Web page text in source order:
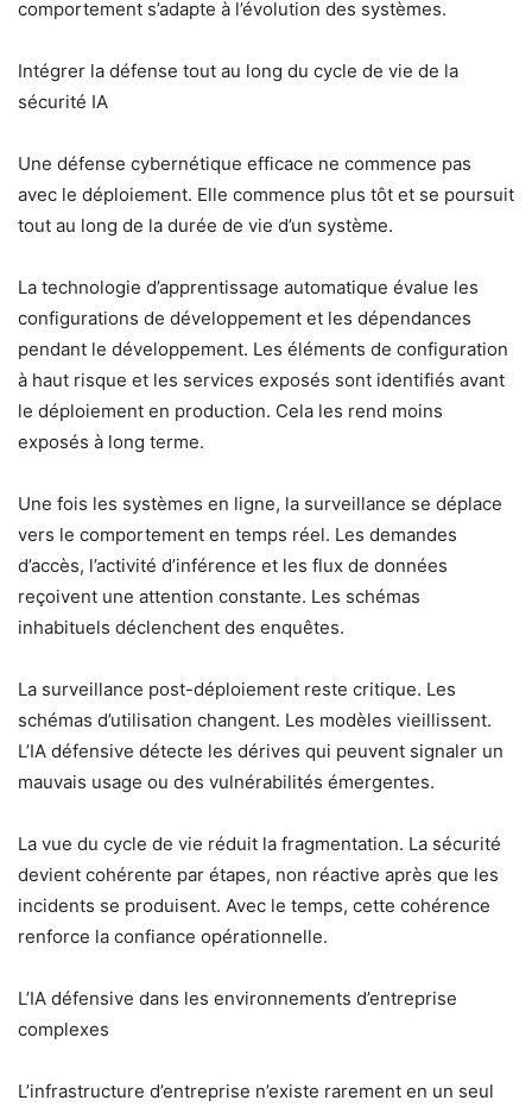
comportement s’adapte à l’évolution des systèmes.
Intégrer la défense tout au long du cycle de vie de la
sécurité IA
Une défense cybernétique efficace ne commence pas
avec le déploiement. Elle commence plus tôt et se poursuit
tout au long de la durée de vie d’un système.
La technologie d’apprentissage automatique évalue les
configurations de développement et les dépendances
pendant le développement. Les éléments de configuration
à haut risque et les services exposés sont identifiés avant
le déploiement en production. Cela les rend moins
exposés à long terme.
Une fois les systèmes en ligne, la surveillance se déplace
vers le comportement en temps réel. Les demandes
d’accès, l’activité d’inférence et les flux de données
reçoivent une attention constante. Les schémas
inhabituels déclenchent des enquêtes.
La surveillance post-déploiement reste critique. Les
schémas d’utilisation changent. Les modèles vieillissent.
L’IA défensive détecte les dérives qui peuvent signaler un
mauvais usage ou des vulnérabilités émergentes.
La vue du cycle de vie réduit la fragmentation. La sécurité
devient cohérente par étapes, non réactive après que les
incidents se produisent. Avec le temps, cette cohérence
renforce la confiance opérationnelle.
L’IA défensive dans les environnements d’entreprise
complexes
L’infrastructure d’entreprise n’existe rarement en un seul